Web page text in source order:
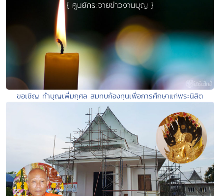
ขอเชิญ ทำบุญเพี่มกุศล สมทบก้องทุนเพื่อการศึกษาแก่พระนิสิต